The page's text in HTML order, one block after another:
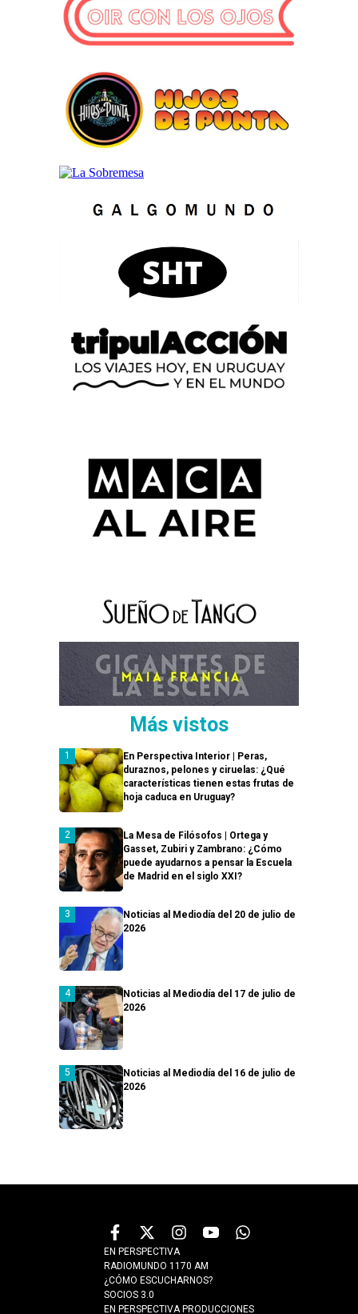
Más vistos
En Perspectiva Interior | Peras,
duraznos, pelones y ciruelas: ¿Qué
características tienen estas frutas de
hoja caduca en Uruguay?
La Mesa de Filósofos | Ortega y
Gasset, Zubiri y Zambrano: ¿Cómo
puede ayudarnos a pensar la Escuela
de Madrid en el siglo XXI?
Noticias al Mediodía del 20 de julio de
2026
Noticias al Mediodía del 17 de julio de
2026
Noticias al Mediodía del 16 de julio de
2026
EN PERSPECTIVA
RADIOMUNDO 1170 AM
¿CÓMO ESCUCHARNOS?
SOCIOS 3.0
EN PERSPECTIVA PRODUCCIONES